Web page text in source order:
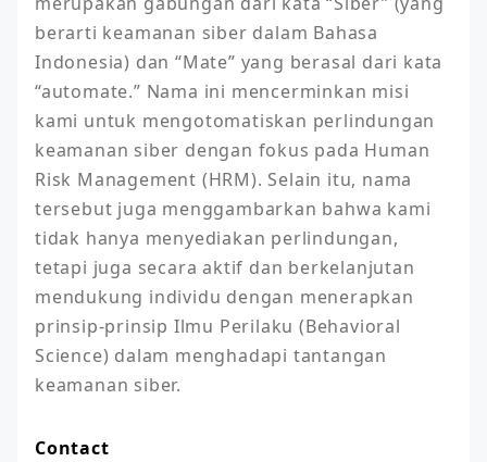
berarti keamanan siber dalam Bahasa
Indonesia) dan “Mate” yang berasal dari kata
“automate.” Nama ini mencerminkan misi
kami untuk mengotomatiskan perlindungan
keamanan siber dengan fokus pada Human
Risk Management (HRM). Selain itu, nama
tersebut juga menggambarkan bahwa kami
tidak hanya menyediakan perlindungan,
tetapi juga secara aktif dan berkelanjutan
mendukung individu dengan menerapkan
prinsip-prinsip Ilmu Perilaku (Behavioral
Science) dalam menghadapi tantangan
keamanan siber.
Contact